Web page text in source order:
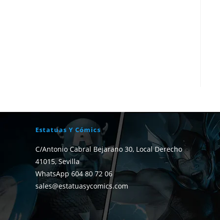
Estatuas Y Cómics
C/Antonio Cabral Bejarano 30, Local Derecho
41015, Sevilla
WhatsApp 604 80 72 06
sales@estatuasycomics.com